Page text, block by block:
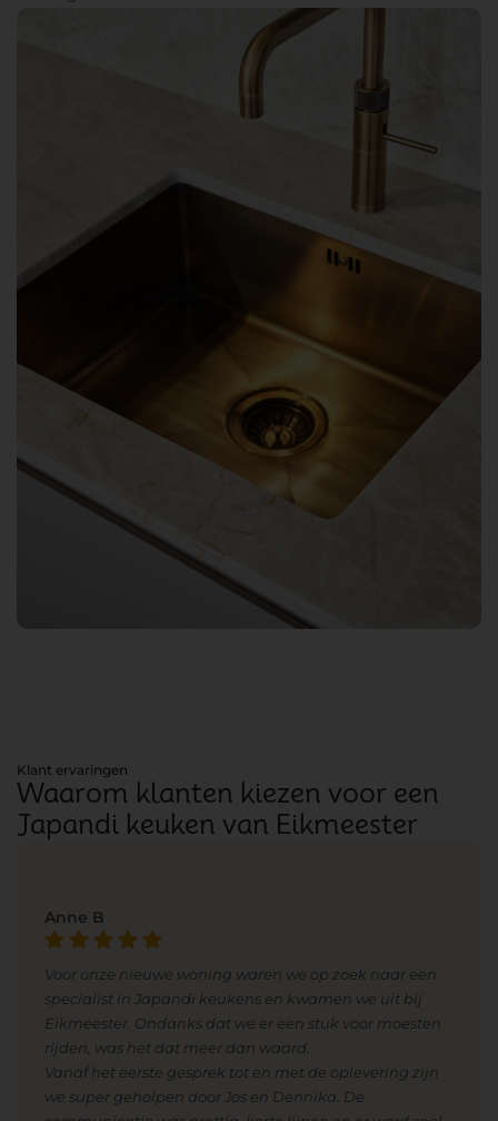
Klant ervaringen
Waarom klanten kiezen voor een
Japandi keuken van Eikmeester
Anne B
Voor onze nieuwe woning waren we op zoek naar een
specialist in Japandi keukens en kwamen we uit bij
Eikmeester. Ondanks dat we er een stuk voor moesten
rijden, was het dat meer dan waard.
Vanaf het eerste gesprek tot en met de oplevering zijn
we super geholpen door Jos en Dennika. De